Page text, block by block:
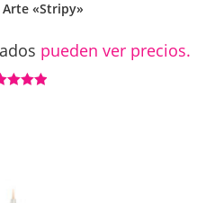
Arte «Stripy»
pueden ver precios.